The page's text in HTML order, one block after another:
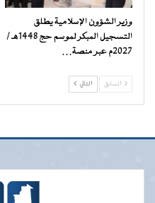
وزير الشؤون الإسلامية يطلق
التسجيل المبكر لموسم حج 1448هـ /
2027م عبر منصة…
السابق التالي